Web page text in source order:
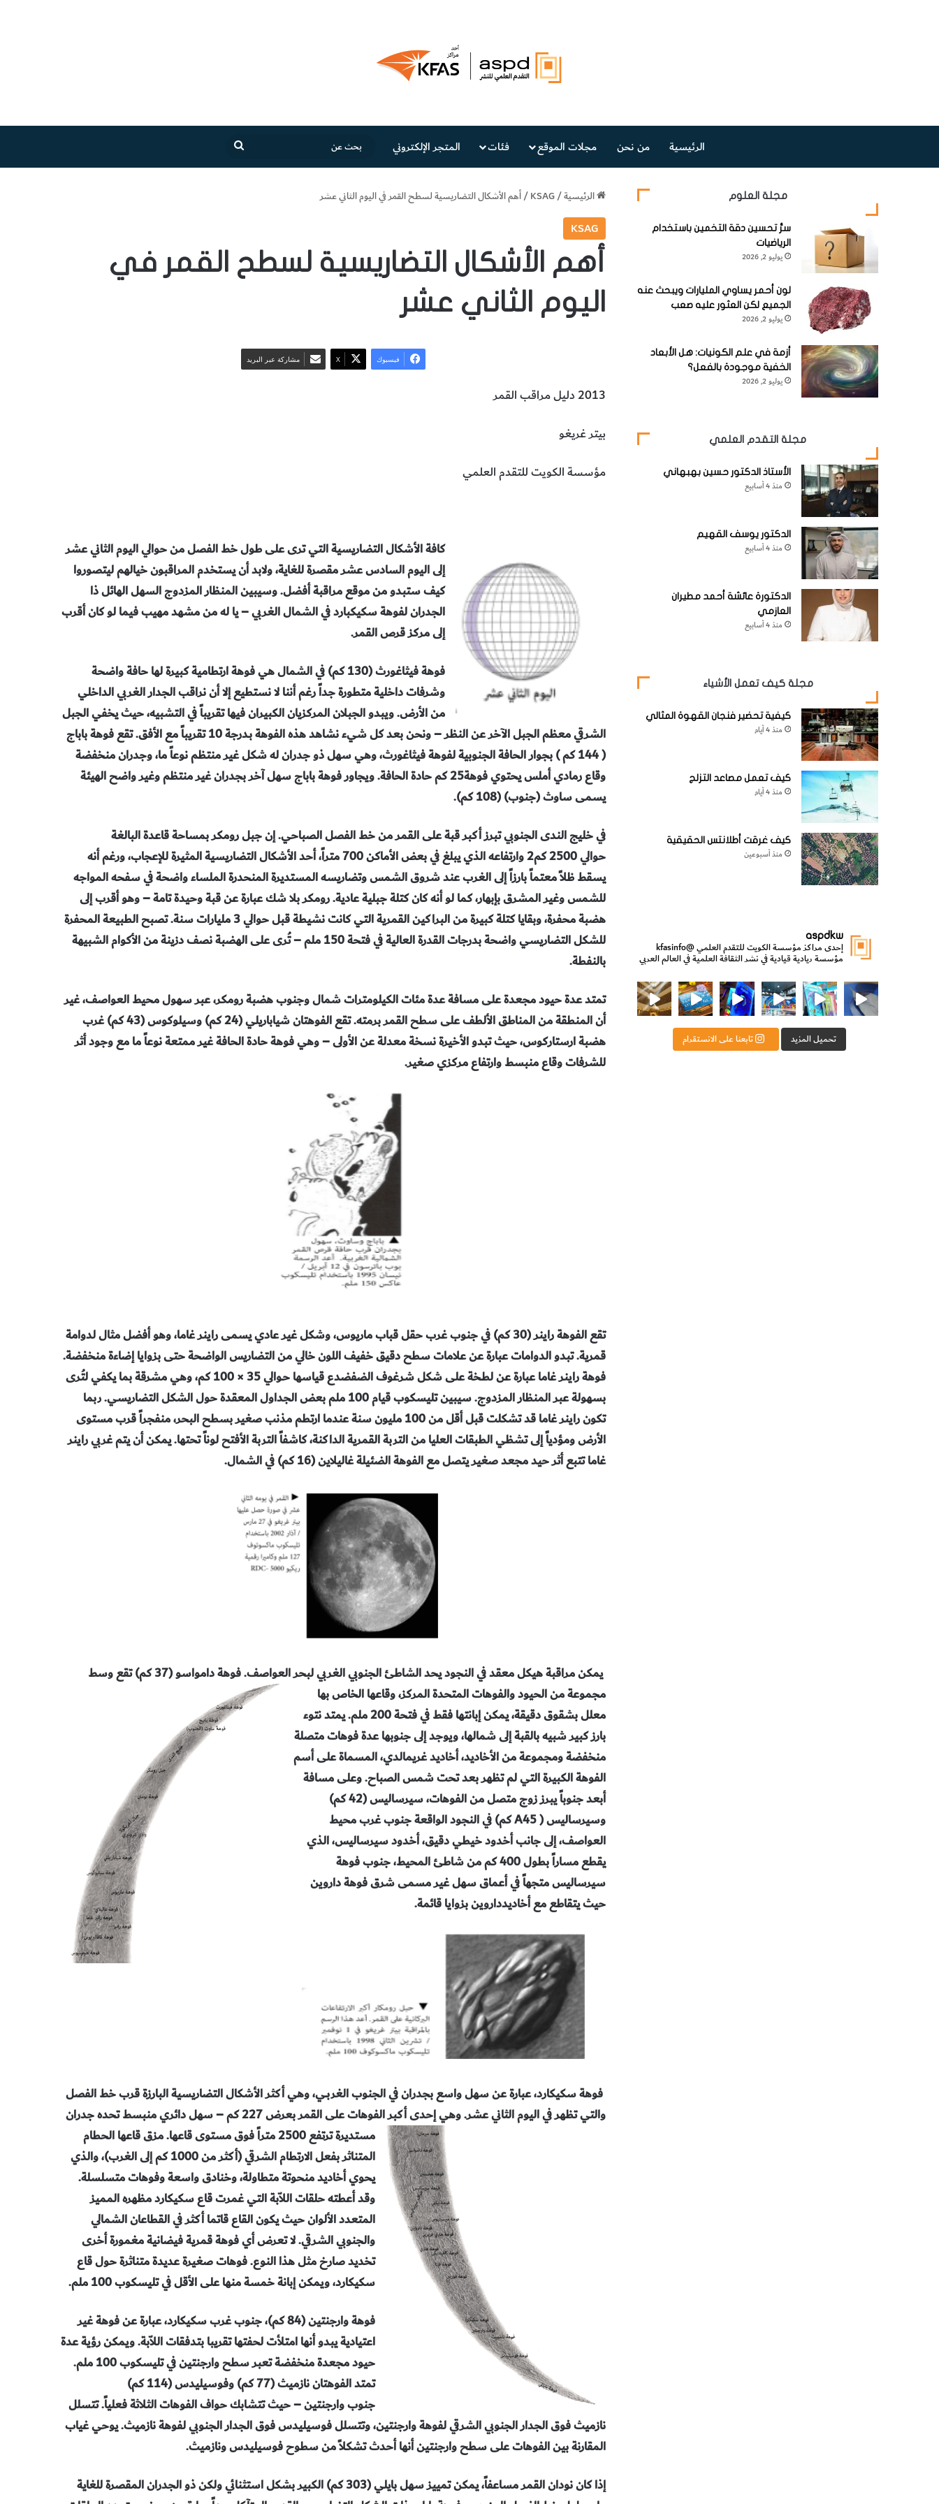
الرئيسية من نحن مجلات الموقع فئات المتجر الإلكتروني
عن
الرئيسية/
KSAG
/أهم الأشكال التضاريسية لسطح القمر في اليوم الثاني عشر
KSAG
أهم الأشكال التضاريسية لسطح القمر في
اليوم الثاني عشر
فيسبوك ‫X مشاركة عبر البريد
2013 دليل مراقب القمر
بيتر غريغو
مؤسسة الكويت للتقدم العلمي
كافة الأشكالالتضاريسية التي ترى على طول خط الفصل من حوالي اليومالثاني عشر
إلى اليوم السادس عشر مقصرة للغاية، ولابد أنيستخدم المراقبون خيالهم ليتصوروا
كيف ستبدو من موقع مراقبة أفضل.وسيبين المنظار المزدوج السهل الهائل ذا
الجدران لفوهة سكيكبارد فيالشمال الغربي – يا له من مشهد مهيب فيما لو كانأقرب
إلى مركز قرص القمر.
فوهة فيثاغورث(130 كم) فيالشمال هي فوهة ارتطامية كبيرة لها حافة واضحة
وشرفات داخليةمتطورة جداً رغم أننا لا نستطيع إلا أن نراقب الجدارالغربي الداخلي
من الأرض. ويبدو الجبلان المركزيان الكبيران فيها تقريباًفي التشبيه، حيث يخفي الجبل
الشرقي معظم الجبل الآخر عنالنظر – ونحن بعد كل شيء نشاهد هذه الفوهة بـدرجة10تقريباً مع الأفق. تقع فوهة باباج
(
144كم ) بجوار الحافةالجنوبية لفوهة فيثاغورث، وهي سهل ذو جدران له شكل غيرمنتظم نوعاً ما، وجدران منخفضة
وقاع رمادي أملس يحتوي فوهة25كم حادة الحافة. ويجاور فوهة باباج سهل آخر بجدرانغير منتظم وغير واضح الهيئة
يسمى ساوث (جنوب) (108 كم).
في خليج الندى الجنوبي تبرز أكبر قبة على القمر منخط الفصل الصباحي. إن جبل رومكر بمساحة قاعدة البالغة
حوالي2500
كم2 وارتفاعه الذي يبلغ في بعض الأماكن 700 متراً، أحد الأشكال التضاريسية المثيرة للإعجاب، ورغم أنه
يسقط ظلاً معتماً بارزاً إلى الغرب عند شروق الشمس وتضاريسه المستديرة المنحدرة الملساءواضحة في سفحه المواجه
للشمس وغير المشرق بإبهار، كما لوأنه كان كتلة جبلية عادية. رومكر بلا شك عبارة عنقبة وحيدة تامة – وهو أقرب إلى
هضبة محفرة، وبقايا كتلةكبيرة من البراكين القمرية التي كانت نشيطة قبل حوالي 3 مليارات سنة. تصبح الطبيعة المحفرة
للشكل التضاريسي واضحة بدرجات القدرةالعالية في فتحة 150 ملم – تُرى على الهضبة نصف
دزينة من الأكوام الشبيهة
بالنفطة.
تمتد عدة حيود مجعدة على مسافة عدة مئات الكيلومترات شمالوجنوب هضبة رومكر، عبر سهول محيط العواصف، غير
أن المنطقةمن المناطق الألطف على سطح القمر برمته. تقع الفوهتان شياباريلي(24 كم) وسيلوكوس(43
كم) غرب
هضبة ارستاركوس، حيث تبدوالأخيرة نسخة معدلة عن الأولى – وهي فوهة حادة الحافة غيرممتعة نوعاً ما مع وجود أثر
للشرفات وقاع منبسط وارتفاعمركزي صغير.
تقع الفوهة راينر (30 كم) في جنوب غرب حقل قباب ماريوس، وشكل غير عادي يسمى راينر غاما، وهوأفضل مثال لدوامة
قمرية. تبدو الدوامات عبارة عن علامات سطحدقيق خفيف اللون خالي من التضاريس الواضحة حتى بزوايا إضاءةمنخفضة.
فوهة راينر غاما عبارة عن لطـخة على شكل شرغوفالضفضدع قياسها حـوالي 35 × 100 كم، وهي مشرقة بما يكفي
لتُرى
بسهولة عبر المنظار المزدوج. سيبين تليسكوب قيام 100
ملم بعض الجداول المعقدة حول الشكل التضاريسي. ربما
تكون راينرغاما قد تشكلت قبل أقل من 100 مليون سنة عندما
ارتطم مذنب صغير بسطح البحر، منفجراً قرب مستوى
الأرض ومؤدياً إلى تشظي الطبقات العليا من التربة القمرية الداكنة،كاشفاً التربة الأفتح لوناً تحتها. يمكن أن يتم غربيراينر
غاما تتبع أثر حيد مجعد صغير يتصل مع الفوهةالضئيلة غاليلاين (16 كم) في الشمال .
يمكن مراقبة هيكل معقدفي النجود يحد الشاطئ الجنوبي الغربي لبحر العواصف.فوهة دامواسو(37
كم) تقع وسط
مجموعة من الحيود والفوهات المتحدة المركز، وقاعها الخاص بها
معلل بشقوق دقيقة، يمكن إبانتها فقط فيفتحة200ملم. يمتد نتوء
بارز كبير شبيه بالقبة إلىشمالها، ويوجد إلى جنوبها عدة فوهات متصلة
منخفضة ومجموعة منالأخاديد، أخاديد غريمالدي، المسماة على أسم
الفوهة الكبيرة التي لمتظهر بعد تحت شمس الصباح. وعلى مسافة
أبعد جنوباً يبرززوج متصل من الفوهات، سيرساليس(42
كم)
وسيرساليس( A45
كم) في النجود الواقعة جنوب غرب محيط
العواصف، إلى جانبأخدود خيطي دقيق، أخدود سيرساليس، الذي
يقطع مساراً بطول400كم من شاطئ المحيط، جنوب فوهة
سيرساليس متجهاً في أعماقسهل غير مسمى شرق فوهة داروين
حيث يتقاطع مع أخاديدداروين بزوايا قائمة.
فوهة سكيكارد،عبارة عن سهل واسع بجدران في الجنوب الغربــي، وهي أكثرالأشكال التضاريسية البارزة قرب خط الفصل
والتي تظهر في اليومالثاني عشر. وهي إحدى أكبر الفوهات على القمر بعرض 227
كم – سهل دائري منبسط تحده جدران
مستديرة ترتفع 2500 متراً
فوق مستوى قاعها. مزق قاعها الحطام
المتناثر بفعل الارتطام الشرقي(
أكثر من 1000 كم إلى الغرب)، والذي
يحوي أخاديد منحوتةمتطاولة، وخنادق واسعة وفوهات متسلسلة.
وقد أعطته حلقات اللاّبةالتي غمرت قاع سكيكارد مظهره المميز
المتعدد الألوان حيث يكونالقاع قاتما أكثر في القطاعان الشمالي
والجنوبي الشرقي. لا تعرضأي فوهة قمرية فيضانية مغمورة أخرى
تخديد صارخ مثل هذاالنوع. فوهات صغيرة عديدة متناثرة حول قاع
سكيكارد، ويمكن إبانةخمسة منها على الأقل في تليسكوب 100 ملم
.
فوهة وارجنتين (84
كم)، جنوب غرب سكيكارد، عبارة عن فوهة غير
اعتياديةيبدو أنها امتلأت لحفتها تقريبا بتدفقات اللاّبة. ويمكن رؤيةعدة
حيود مجعدة منخفضة تعبر سطح وارجنتين في تليسكوب 100
ملم.
تمتد الفوهتان نازميث (77 كم) وفوسيليدس (114 كم)
جنوبوارجنتين – حيث تتشابك حواف الفوهات الثلاثة فعلياً. تتسلل
نازميث فوقالجدار الجنوبي الشرقي لفوهة وارجنتين، وتتسلل فوسيليدس فوق الجدار الجنوبيلفوهة نازميث. يوحي غياب
المقارنة بين الفوهات على سطح وارجنتينأنها أحدث تشكلاً من سطوح فوسيليدس ونازميث.
إذا كان نودانالقمر مساعفاً، يمكن تمييز سهل بايلي (303 كم) الكبير بشكل
استثنائي ولكن ذو الجدران المقصرة للغاية
مجلة العلوم
سرُّ تحسين دقة التخمين باستخدام
الرياضيات
يوليو 2, 2026
لون أحمر يساوي المليارات ويبحث عنه
الجميع لكن العثور عليه صعب
يوليو 2, 2026
أزمة في علم الكونيات: هل الأبعاد
الخفية موجودة بالفعل؟
يوليو 2, 2026
مجلة التقدم العلمي
الأستاذ الدكتور حسين بهبهاني
منذ 4 أسابيع
الدكتور يوسف القهيم
منذ 4 أسابيع
الدكتورة عائشة أحمد مطيران
العازمي
منذ 4 أسابيع
مجلة كيف تعمل الأشياء
كيفية تحضير فنجان القهوة المثالي
منذ 4 أيام
كيف تعمل مصاعد التزلج
منذ 4 أيام
كيف غرقت أطلانتس الحقيقية
منذ أسبوعين
aspdkw
إحدى مراكز مؤسسة الكويت للتقدم العلمي@kfasinfo
مؤسسة ريادية قيادية في نشر الثقافة العلمية في العالم العربي
ووزير الدولة لشؤون الش
من الأعماق نكتشف ومن الكتب نتعلّم⁨ رجعنا! ما كنّا بعيد! مجهزين لكم كل جديد!⁩
تحميل المزيد تابعنا على الانستقرام